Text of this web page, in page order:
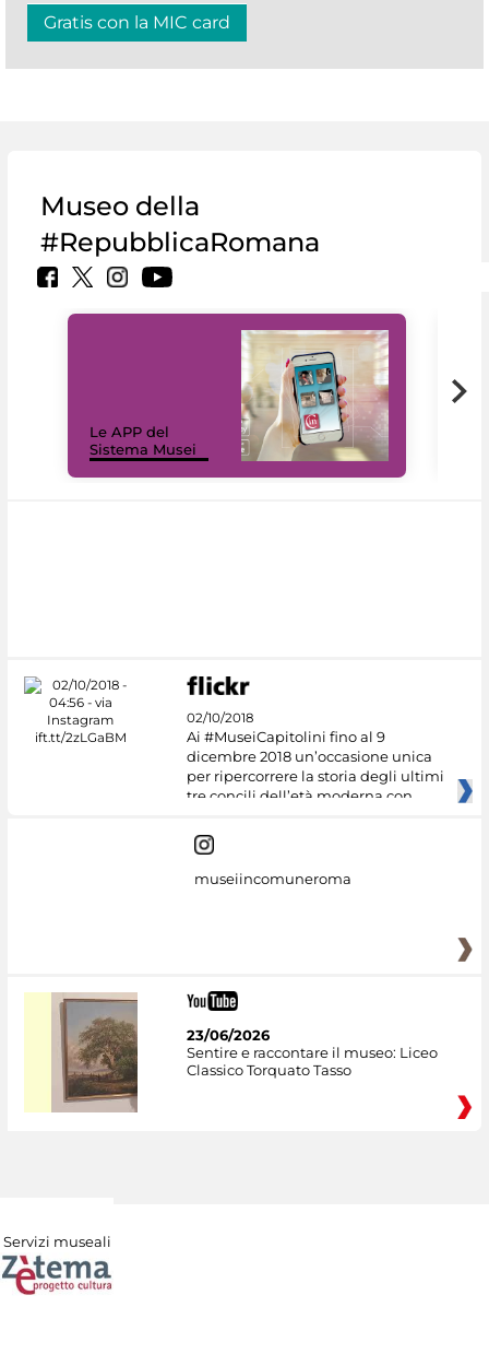
Gratis con la MIC card
Museo della
#RepubblicaRomana
Le APP del
Sistema Musei
02/10/2018
Ai #MuseiCapitolini fino al 9
dicembre 2018 un’occasione unica
per ripercorrere la storia degli ultimi
tre concili dell’età moderna con
museiincomuneroma
23/06/2026
Sentire e raccontare il museo: Liceo
Classico Torquato Tasso
Servizi museali